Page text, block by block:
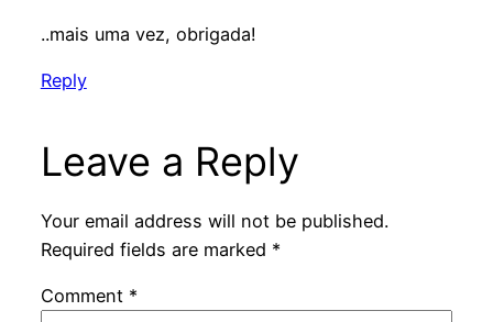
..mais uma vez, obrigada!
Reply
Leave a Reply
Your email address will not be published.
Required fields are marked *
Comment *